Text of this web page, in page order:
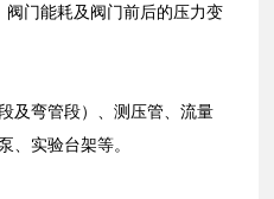
门能耗及阀门前后的压力变
及弯管段）、测压管、流量
、实验台架等。